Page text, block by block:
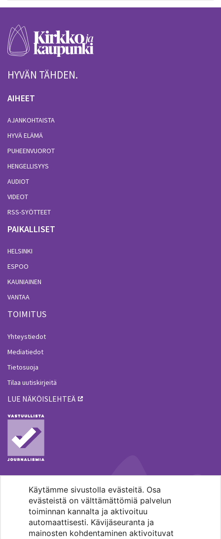
Käytämme sivustolla evästeitä. Osa
evästeistä on välttämättömiä palvelun
toiminnan kannalta ja aktivoituu
automaattisesti. Kävijäseuranta ja
mainosten kohdentaminen aktivoituvat
HYVÄN TÄHDEN.
AIHEET
AJANKOHTAISTA
HYVÄ ELÄMÄ
PUHEENVUOROT
HENGELLISYYS
AUDIOT
VIDEOT
RSS-SYÖTTEET
PAIKALLISET
HELSINKI
ESPOO
KAUNIAINEN
VANTAA
TOIMITUS
Yhteystiedot
Mediatiedot
Tietosuoja
Tilaa uutiskirjeitä
LUE NÄKÖISLEHTEÄ
MENOHAKU